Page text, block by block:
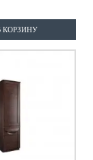
КОРЗИНУ